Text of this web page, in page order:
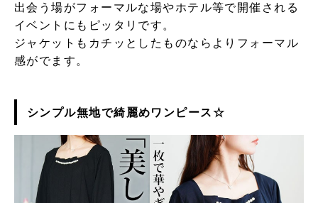
出会う場がフォーマルな場やホテル等で開催される
イベントにもピッタリです。
ジャケットもカチッとしたものならよりフォーマル
感がでます。
シンプル無地で綺麗めワンピース☆